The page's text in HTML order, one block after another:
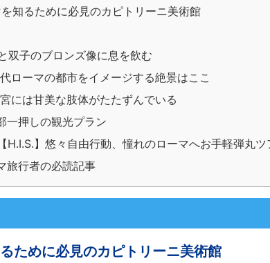
を知るために必見のカピトリーニ美術館
子のブロンズ像に息を飲む
ローマの都市をイメージする絶景はここ
には甘美な肢体がたたずんでいる
一押しの観光プラン
【H.I.S.】悠々自由行動、憧れのローマへお手軽弾丸ツ
旅行者の必読記事
ために必見のカピトリーニ美術館